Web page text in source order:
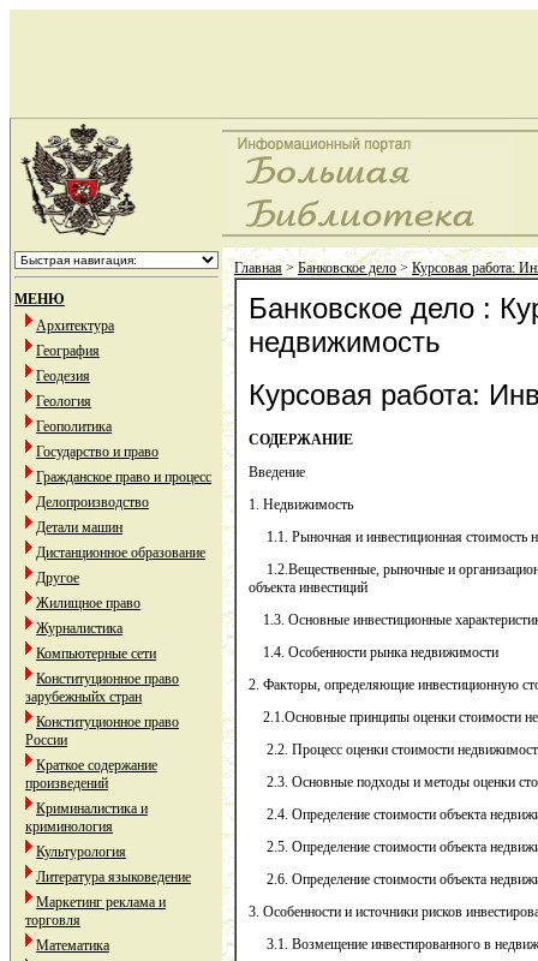
МЕНЮ
Архитектура
География
Геодезия
Геология
Геополитика
Государство и право
Гражданское право и процесс
Делопроизводство
Детали машин
Дистанционное образование
Другое
Жилищное право
Журналистика
Компьютерные сети
Конституционное право
зарубежныйх стран
Конституционное право
России
Краткое содержание
произведений
Криминалистика и
криминология
Культурология
Литература языковедение
Маркетинг реклама и
торговля
Математика
Главная>Банковское дело> Курсовая работа:
Банковское дело :
недвижимость
Курсовая работа:
СОДЕРЖАНИЕ
Введение
1. Недвижимость
1.1. Рыночная и инвестиционная стоимость
1.2.Вещественные, рыночные и
объекта инвестиций
1.3. Основные инвестиционные
1.4. Особенности рынка недвижимости
2. Факторы, определяющие инвестиционную
2.1.Основные принципы оценки стоимости
2.2. Процесс оценки стоимости
2.3. Основные подходы и методы оценки
2.4. Определение стоимости объекта
2.5. Определение стоимости объекта
2.6. Определение стоимости объекта
3. Особенности и источники рисков
3.1. Возмещение инвестированного в